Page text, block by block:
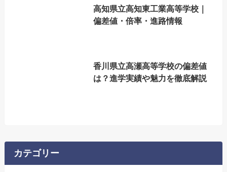
高知県立高知東工業高等学校｜
偏差値・倍率・進路情報
香川県立高瀬高等学校の偏差値
は？進学実績や魅力を徹底解説
カテゴリー